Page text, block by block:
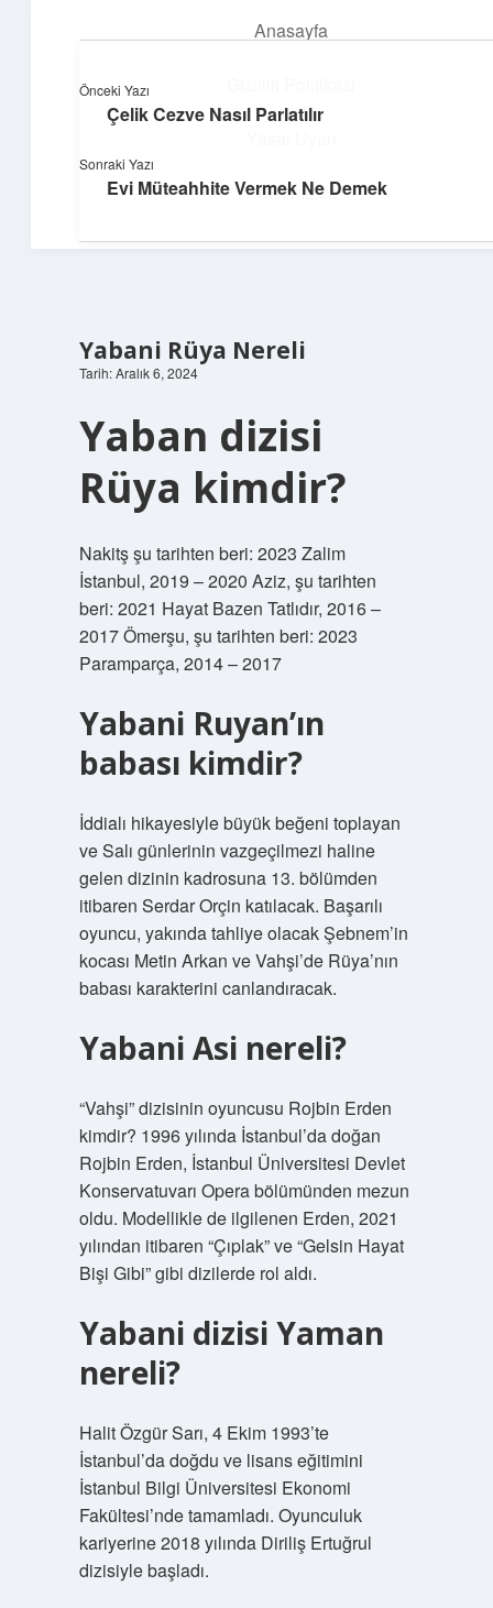
Anasayfa
Hakkımızda
Hızlı hikayelerle gününü şenlendir!
Yabani Rüya Nereli
Tarih: Aralık 6, 2024
Yaban dizisi
Rüya kimdir?
Nakitş şu tarihten beri: 2023 Zalim
İstanbul, 2019 – 2020 Aziz, şu tarihten
beri: 2021 Hayat Bazen Tatlıdır, 2016 –
2017 Ömerşu, şu tarihten beri: 2023
Paramparça, 2014 – 2017
Yabani Ruyan’ın
babası kimdir?
İddialı hikayesiyle büyük beğeni toplayan
ve Salı günlerinin vazgeçilmezi haline
gelen dizinin kadrosuna 13. bölümden
itibaren Serdar Orçin katılacak. Başarılı
oyuncu, yakında tahliye olacak Şebnem’in
kocası Metin Arkan ve Vahşi’de Rüya’nın
babası karakterini canlandıracak.
Yabani Asi nereli?
“Vahşi” dizisinin oyuncusu Rojbin Erden
kimdir? 1996 yılında İstanbul’da doğan
Rojbin Erden, İstanbul Üniversitesi Devlet
Konservatuvarı Opera bölümünden mezun
oldu. Modellikle de ilgilenen Erden, 2021
yılından itibaren “Çıplak” ve “Gelsin Hayat
Bişi Gibi” gibi dizilerde rol aldı.
Yabani dizisi Yaman
nereli?
Halit Özgür Sarı, 4 Ekim 1993’te
İstanbul’da doğdu ve lisans eğitimini
İstanbul Bilgi Üniversitesi Ekonomi
Fakültesi’nde tamamladı. Oyunculuk
kariyerine 2018 yılında Diriliş Ertuğrul
dizisiyle başladı.
Önceki Yazı
Çelik Cezve Nasıl Parlatılır
Sonraki Yazı
Evi Müteahhite Vermek Ne Demek